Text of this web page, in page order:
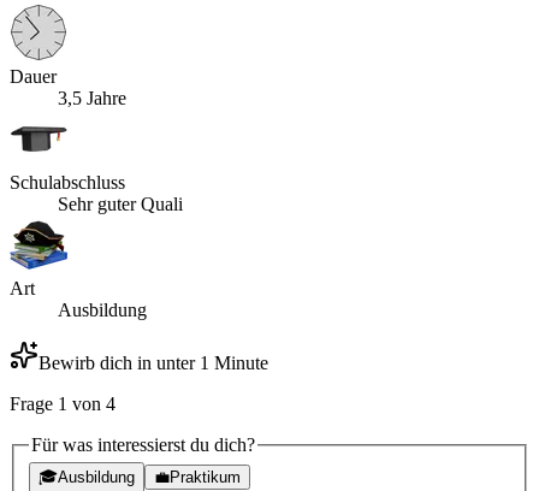
Dauer
3,5 Jahre
Schulabschluss
Sehr guter Quali
Art
Ausbildung
Bewirb dich in unter 1 Minute
Frage 1 von 4
Für was interessierst du dich?
🎓Ausbildung 💼Praktikum